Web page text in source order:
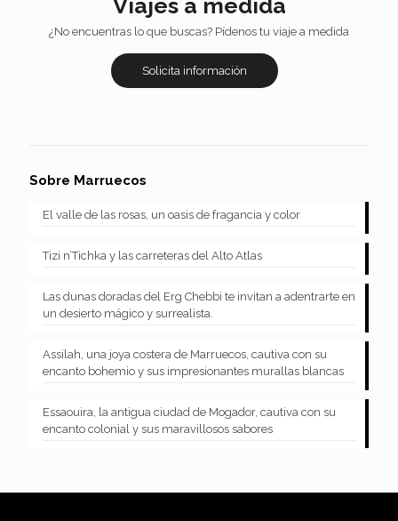
¿No encuentras lo que buscas? Pídenos tu viaje a medida
Solicita información
Sobre Marruecos
El valle de las rosas, un oasis de fragancia y color
Tizi n’Tichka y las carreteras del Alto Atlas
Las dunas doradas del Erg Chebbi te invitan a adentrarte en
un desierto mágico y surrealista.
Assilah, una joya costera de Marruecos, cautiva con su
encanto bohemio y sus impresionantes murallas blancas
Essaouira, la antigua ciudad de Mogador, cautiva con su
encanto colonial y sus maravillosos sabores